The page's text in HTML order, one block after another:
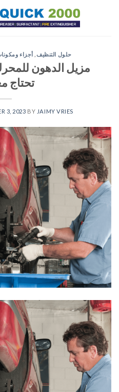
حلول التنظيف, أجزاء
مزيل الدهون
تحتاج
3, 2023 BY JAIMY VRIES